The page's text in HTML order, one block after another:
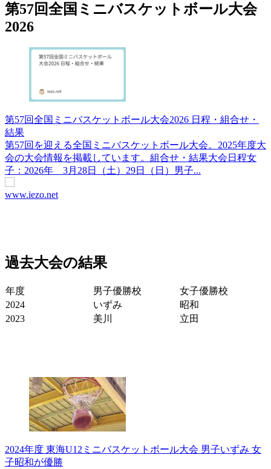
第57回全国ミニバスケットボール大会
2026
第57回全国ミニバスケットボール大会2026 日程・組合せ・
結果
第57回を迎える全国ミニバスケットボール大会。2025年度大
会の大会情報を掲載しています。組合せ・結果大会日程女
子：2026年 3月28日（土）29日（日）男子...
www.iezo.net
過去大会の結果
年度 男子優勝校
女子優勝校
2024
いずみ
昭和
2023
美川 立田
2024年度 東海U12ミニバスケットボール大会 男子いずみ 女
子昭和が優勝